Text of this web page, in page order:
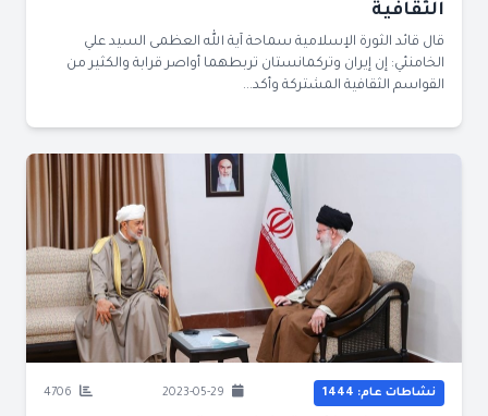
الثقافية
قال قائد الثورة الإسلامية سماحة آية الله العظمى السيد علي
الخامنئي: إن إيران وتركمانستان تربطهما أواصر قرابة والكثير من
القواسم الثقافية المشتركة وأكد...
نشاطات عام: 1444